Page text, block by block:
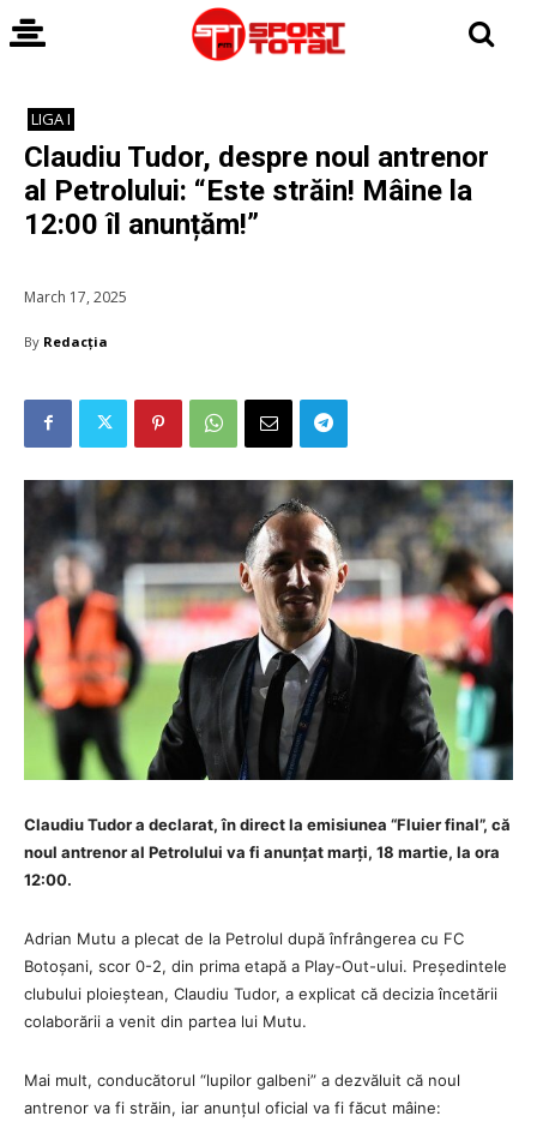
LIGA I
Claudiu Tudor, despre noul antrenor
al Petrolului: “Este străin! Mâine la
12:00 îl anunțăm!”
March 17, 2025
By Redacția
Claudiu Tudor a declarat, în direct la emisiunea “Fluier final”, că
noul antrenor al Petrolului va fi anunțat marți, 18 martie, la ora
12:00.
Adrian Mutu a plecat de la Petrolul după înfrângerea cu FC
Botoșani, scor 0-2, din prima etapă a Play-Out-ului. Președintele
clubului ploieștean, Claudiu Tudor, a explicat că decizia încetării
colaborării a venit din partea lui Mutu.
Mai mult, conducătorul “lupilor galbeni” a dezvăluit că noul
antrenor va fi străin, iar anunțul oficial va fi făcut mâine: